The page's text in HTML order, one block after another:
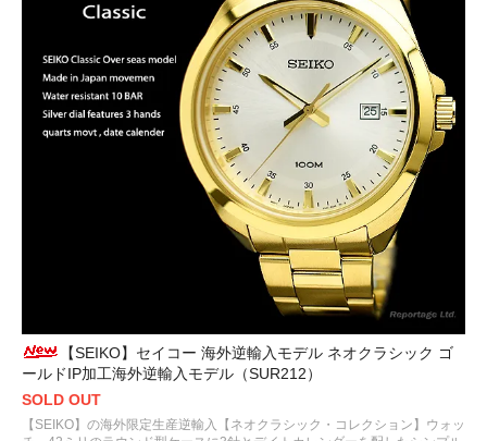
【SEIKO】セイコー 海外逆輸入モデル ネオクラシック ゴ
ールドIP加工海外逆輸入モデル（SUR212）
SOLD OUT
【SEIKO】の海外限定生産逆輸入【ネオクラシック・コレクション】ウォッ